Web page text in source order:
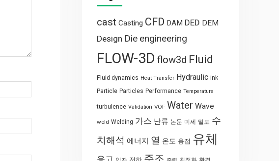
cast Casting CFD DAM DED DEM
Design Die engineering
FLOW-3D flow3d Fluid
Fluid dynamics Heat Transfer Hydraulic ink
Particle Particles Performance Temperature
turbulence Validation VOF Water Wave
weld Welding 가스 난류 논문 미세 밀도 수
치해석 에너지 열 온도 용접 유체
응고 주조